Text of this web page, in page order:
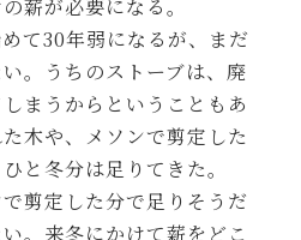
薪が必要になる。
て30年弱になるが、まだ
。うちのストーブは、廃
まうからということもあ
木や、メソンで剪定した
と冬分は足りてきた。
剪定した分で足りそうだ
。来冬にかけて薪をどこ